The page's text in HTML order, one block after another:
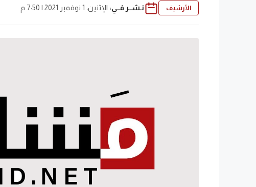
الأرشيف نـشــر فــي: الإثنين، 1 نوفمبر 2021 | 7:50 م